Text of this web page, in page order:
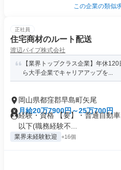
この企業の類似
正社員
住宅商材のルート配送
渡辺パイプ株式会社
【業界トップクラス企業】年休
ら大手企業でキャリアアップを...
岡山県都窪郡早島町矢尾
月給20万7900円～25万700円
経験・資格 【要】・普通自動
以下(職務経験不...
業界未経験歓迎 +16個